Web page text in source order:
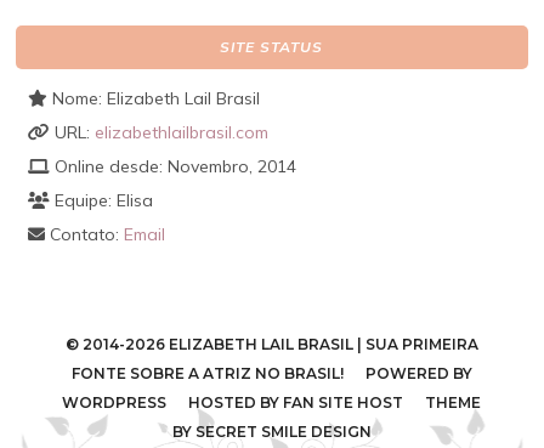
SITE STATUS
Nome: Elizabeth Lail Brasil
URL: elizabethlailbrasil.com
Online desde: Novembro, 2014
Equipe: Elisa
Contato: Email
© 2014-2026 ELIZABETH LAIL BRASIL | SUA PRIMEIRA
FONTE SOBRE A ATRIZ NO BRASIL! POWERED BY
WORDPRESS HOSTED BY FAN SITE HOST THEME
BY SECRET SMILE DESIGN